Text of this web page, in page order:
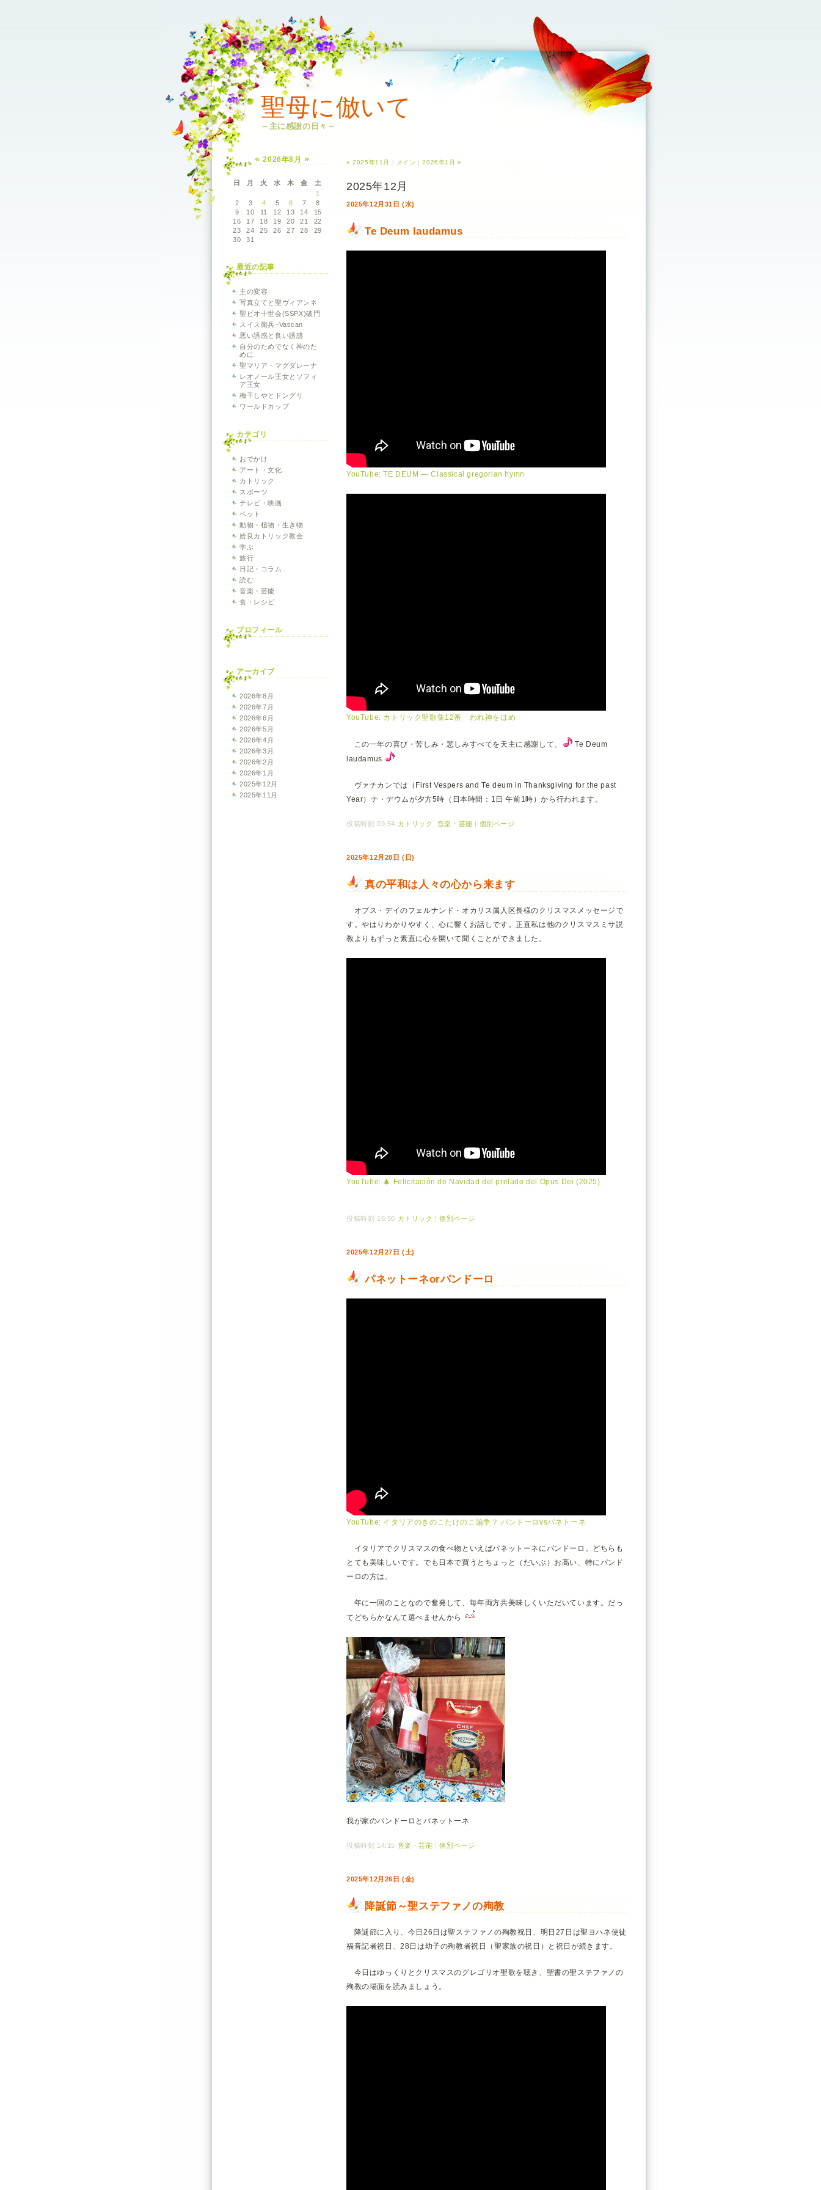
聖母に倣いて
～主に感謝の日々～
«2026年8月 »
日 月 火 水 木 金
土
1
2
3 4 5 6 7
8
9
10 11 12 13 14
15
16
17 18 19 20 21
22
23
24 25 26 27 28
29
30
31
最近の記事
主の変容
写真立てと聖ヴィアンネ
聖ピオ十世会(SSPX)破門
スイス衛兵~Vatican
悪い誘惑と良い誘惑
自分のためでなく神のた
めに
聖マリア・マグダレーナ
レオノール王女とソフィ
ア王女
梅干しやとドングリ
ワールドカップ
カテゴリ
おでかけ
アート・文化
カトリック
スポーツ
テレビ・映画
ペット
動物・植物・生き物
姶良カトリック教会
学ぶ
旅行
日記・コラム
読む
音楽・芸能
食・レシピ
プロフィール
アーカイブ
2026年8月
2026年7月
2026年6月
2026年5月
2026年4月
2026年3月
2026年2月
2026年1月
2025年12月
2025年11月
« 2025年11月 | メイン |2026年1月 »
2025年12月
2025年12月31日 (水)
Te Deum laudamus
YouTube: TE DEUM — Classical gregorian hymn
YouTube: カトリック聖歌集12番 われ神をほめ
この一年の喜び・苦しみ・悲しみすべてを天主に感謝して、
Te Deum
laudamus
ヴァチカンでは（First Vespers and Te deum in Thanksgiving for the past
Year）テ・デウムが夕方5時（日本時間：1日 午前1時）から行われます。
投稿時刻 09:54 カトリック 音楽・芸能 | 個別ページ
2025年12月28日 (日)
真の平和は人々の心から来ます
オプス・デイのフェルナンド・オカリス属人区長様のクリスマスメッセージで
す。やはりわかりやすく、心に響くお話しです。正直私は他のクリスマスミサ説
教よりもずっと素直に心を開いて聞くことができました。
YouTube: 🎄 Felicitación de Navidad del prelado del Opus Dei (2025)
投稿時刻 16:50 カトリック | 個別ページ
2025年12月27日 (土)
パネットーネorパンドーロ
YouTube: イタリアのきのこたけのこ論争？ パンドーロvsパネトーネ
イタリアでクリスマスの食べ物といえばパネットーネにパンドーロ。どちらも
とても美味しいです。でも日本で買うとちょっと（だいぶ）お高い、特にパンド
ーロの方は。
年に一回のことなので奮発して、毎年両方共美味しくいただいています。だっ
てどちらかなんて選べませんから
我が家のパンドーロとパネットーネ
投稿時刻 14:15 音楽・芸能 | 個別ページ
2025年12月26日 (金)
降誕節～聖ステファノの殉教
降誕節に入り、今日26日は聖ステファノの殉教祝日、明日27日は聖ヨハネ使徒
福音記者祝日、28日は幼子の殉教者祝日（聖家族の祝日）と祝日が続きます。
今日はゆっくりとクリスマスのグレゴリオ聖歌を聴き、聖書の聖ステファノの
殉教の場面を読みましょう。